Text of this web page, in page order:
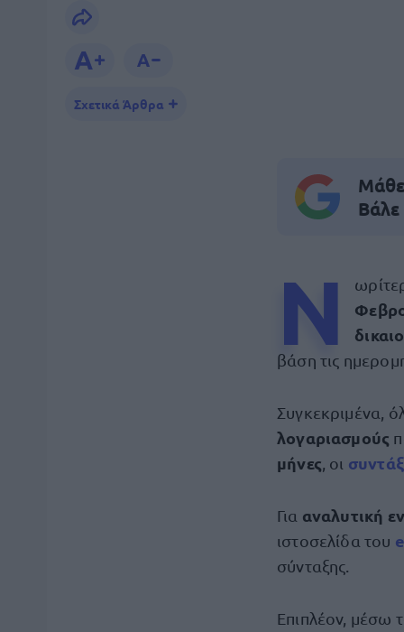
Σχετικά Άρθρα
Μάθε
Ν
βάση τις
Συγκεκριμένα,
λογαριασμούς
μήνες , οι
Για αναλυτική
ιστοσελίδα του
σύνταξης.
Επιπλέον, μέσω